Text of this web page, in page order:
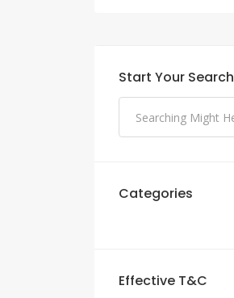
Start Your Search
Categories
Effective T&C